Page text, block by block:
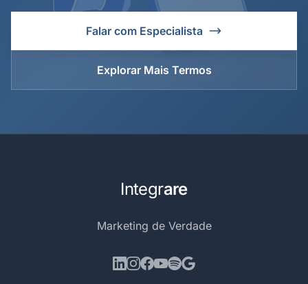
Falar com Especialista
Explorar Mais Termos
Integrare
Marketing de Verdade